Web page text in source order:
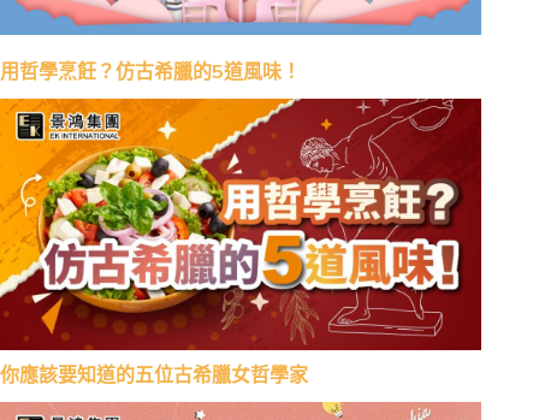
用哲學烹飪？仿古希臘的5道風味！
你應該要知道的五位古希臘女哲學家